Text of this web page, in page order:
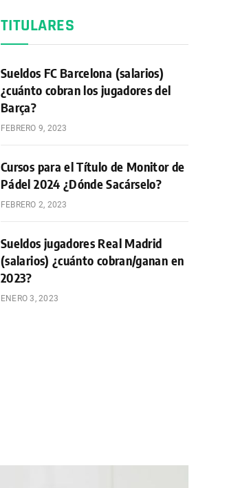
TITULARES
Sueldos FC Barcelona (salarios)
¿cuánto cobran los jugadores del
Barça?
FEBRERO 9, 2023
Cursos para el Título de Monitor de
Pádel 2024 ¿Dónde Sacárselo?
FEBRERO 2, 2023
Sueldos jugadores Real Madrid
(salarios) ¿cuánto cobran/ganan en
2023?
ENERO 3, 2023